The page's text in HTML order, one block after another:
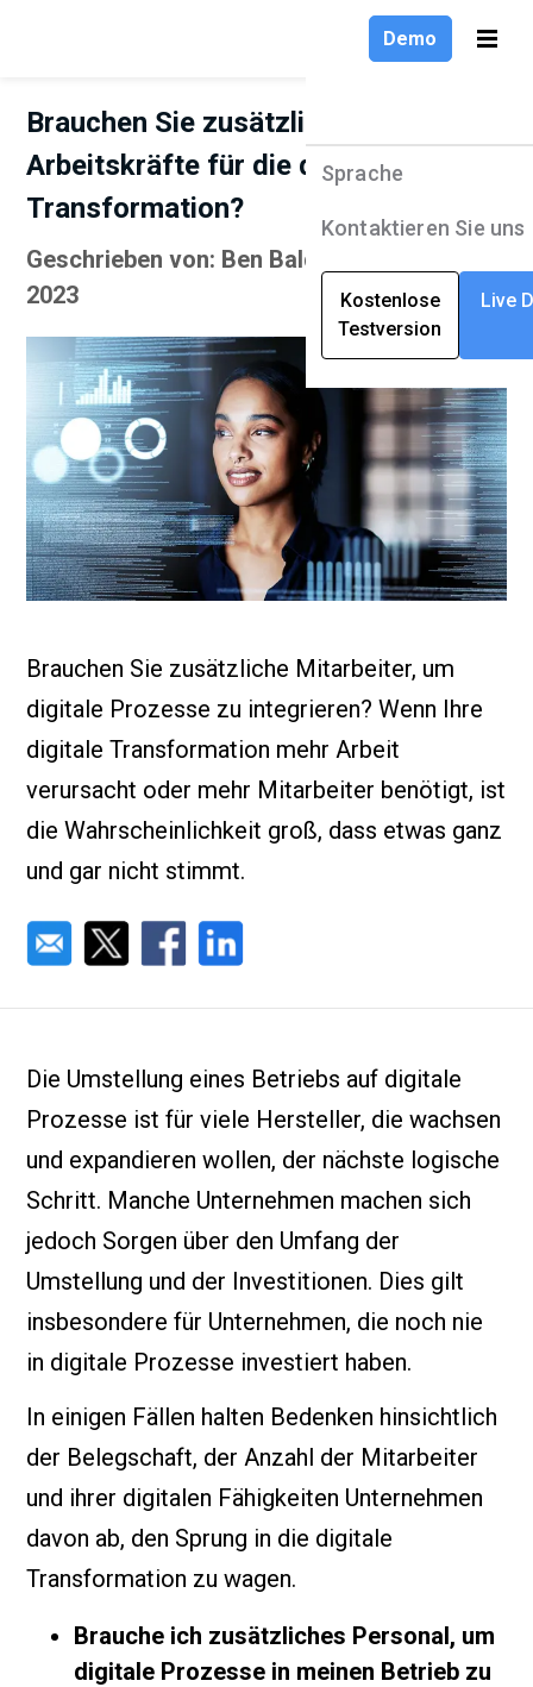
Demo
Produkte
Lösungen
Unternehmen
Ressourcen
Sprache
English
Deutsch
Français
Sprache
Kontaktieren Sie uns
Kostenlose
Testversion
Live
Brauchen Sie zusätzliche
Arbeitskräfte für die digitale
Transformation?
Geschrieben von: Ben Baldwin | März 2,
2023
Brauchen Sie zusätzliche Mitarbeiter, um
digitale Prozesse zu integrieren? Wenn Ihre
digitale Transformation mehr Arbeit
verursacht oder mehr Mitarbeiter benötigt, ist
die Wahrscheinlichkeit groß, dass etwas ganz
und gar nicht stimmt.
Die Umstellung eines Betriebs auf digitale
Prozesse ist für viele Hersteller, die wachsen
und expandieren wollen, der nächste logische
Schritt. Manche Unternehmen machen sich
jedoch Sorgen über den Umfang der
Umstellung und der Investitionen. Dies gilt
insbesondere für Unternehmen, die noch nie
in digitale Prozesse investiert haben.
In einigen Fällen halten Bedenken hinsichtlich
der Belegschaft, der Anzahl der Mitarbeiter
und ihrer digitalen Fähigkeiten Unternehmen
davon ab, den Sprung in die digitale
Transformation zu wagen.
Brauche ich zusätzliches Personal, um
digitale Prozesse in meinen Betrieb zu